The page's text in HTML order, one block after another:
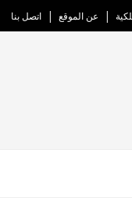
عن الموقع اتصل بنا